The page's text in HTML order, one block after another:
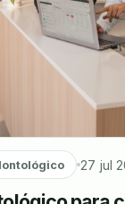
27 jul